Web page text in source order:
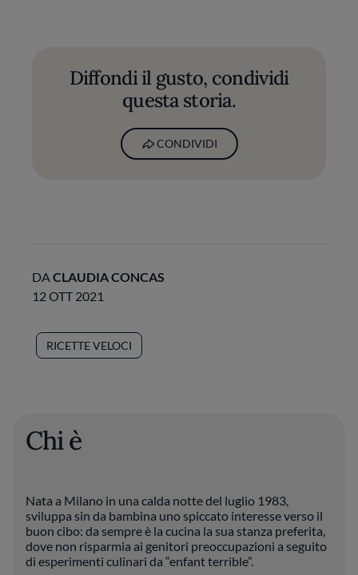
Diffondi il gusto, condividi
questa storia.
CONDIVIDI
DACLAUDIA CONCAS
12 OTT 2021
RICETTE VELOCI
Chi è
Nata a Milano in una calda notte del luglio 1983,
sviluppa sin da bambina uno spiccato interesse verso il
buon cibo: da sempre è la cucina la sua stanza preferita,
dove non risparmia ai genitori preoccupazioni a seguito
di esperimenti culinari da “enfant terrible”.